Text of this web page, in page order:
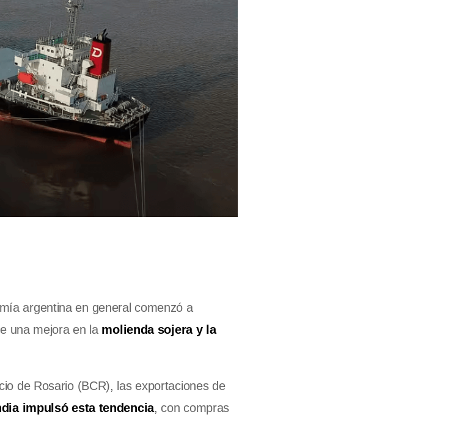
argentina en general comenzó a
una mejora en la molienda sojera y la
de Rosario (BCR), las exportaciones de
impulsó esta tendencia, con compras